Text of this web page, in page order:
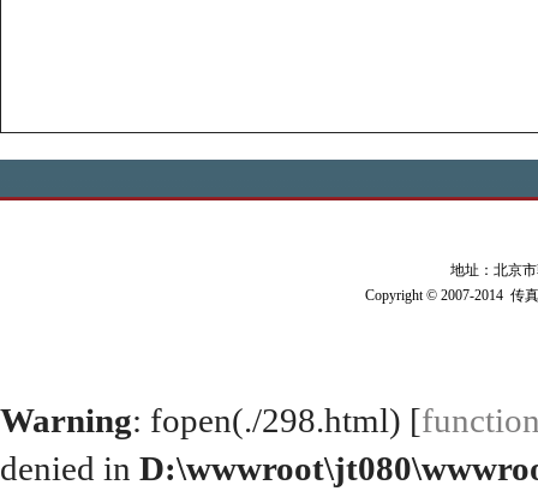
地址：北京
Copyright © 2007-2014 传
Warning: fopen(./298.html) [
denied in